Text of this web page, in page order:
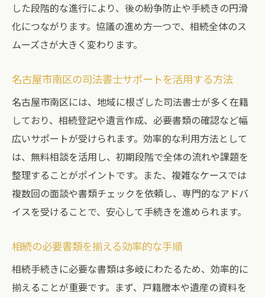
した段階的な進行により、後の紛争防止や手続きの円滑
化につながります。協議の進め方一つで、相続全体のス
ムーズさが大きく変わります。
名古屋市南区の司法書士サポートを活用する方法
名古屋市南区には、地域に根ざした司法書士が多く在籍
しており、相続登記や遺言作成、必要書類の確認など幅
広いサポートが受けられます。効率的な利用方法として
は、無料相談を活用し、初期段階で全体の流れや課題を
整理することがポイントです。また、複雑なケースでは
複数回の面談や書類チェックを依頼し、専門的なアドバ
イスを受けることで、安心して手続きを進められます。
相続の必要書類を揃える効率的な手順
相続手続きに必要な書類は多岐にわたるため、効率的に
揃えることが重要です。まず、戸籍謄本や遺産の資料を